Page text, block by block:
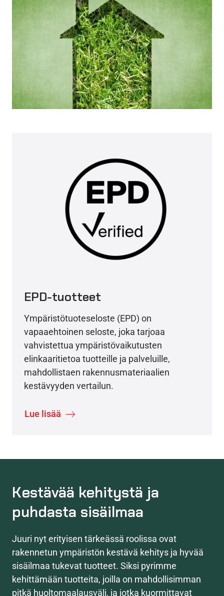
EPD-tuotteet
Ympäristötuoteseloste (EPD) on
vapaaehtoinen seloste, joka tarjoaa
vahvistettua ympäristövaikutusten
elinkaaritietoa tuotteille ja palveluille,
mahdollistaen rakennusmateriaalien
kestävyyden vertailun.
Lue lisää
Kestävää kehitystä ja
puhdasta sisäilmaa
Juuri nyt erityisen tärkeässä roolissa ovat
rakennetun ympäristön kestävä kehitys ja hyvää
sisäilmaa tukevat tuotteet. Siksi pyrimme
kehittämään tuotteita, joilla on mahdollisimman
pitkä huoltomaalausväli, ja jotka kuormittavat